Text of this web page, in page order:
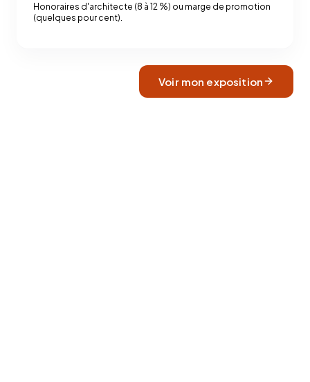
Honoraires d'architecte (8 à 12 %) ou marge de promotion
(quelques pour cent).
Voir mon exposition